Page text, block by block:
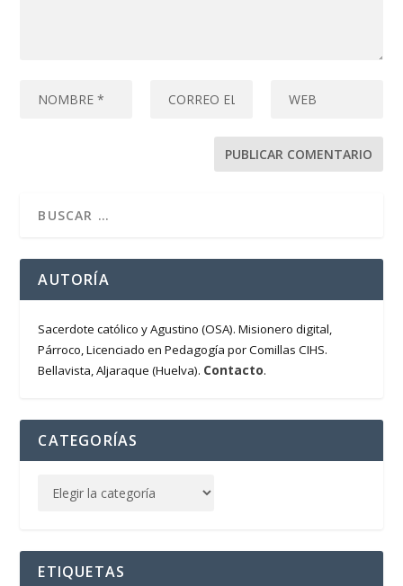
AUTORÍA
Sacerdote católico y Agustino (OSA). Misionero digital,
Párroco, Licenciado en Pedagogía por Comillas CIHS.
Bellavista, Aljaraque (Huelva). Contacto.
CATEGORÍAS
ETIQUETAS